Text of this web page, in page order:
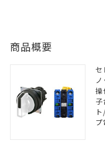
商品概要
セ
操
子